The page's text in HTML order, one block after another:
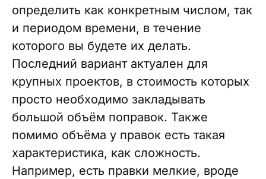
определить как конкретным числом, так
и периодом времени, в течение
которого вы будете их делать.
Последний вариант актуален для
крупных проектов, в стоимость которых
просто необходимо закладывать
большой объём поправок. Также
помимо объёма у правок есть такая
характеристика, как сложность.
Например, есть правки мелкие, вроде